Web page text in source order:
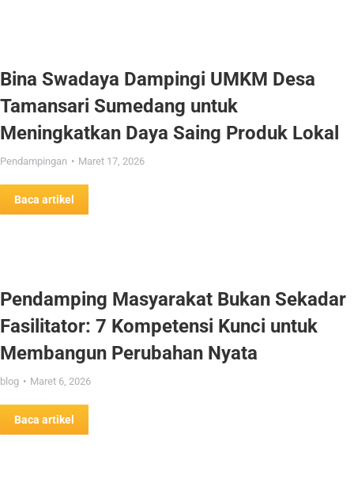
Bina Swadaya Dampingi UMKM Desa
Tamansari Sumedang untuk
Meningkatkan Daya Saing Produk Lokal
Pendampingan Maret 17, 2026
Baca artikel
Pendamping Masyarakat Bukan Sekadar
Fasilitator: 7 Kompetensi Kunci untuk
Membangun Perubahan Nyata
blog Maret 6, 2026
Baca artikel